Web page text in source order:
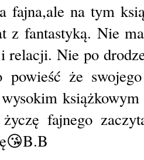
fajna,ale na tym
z fantastyką. Nie
relacji. Nie po
powieść że
fajnego